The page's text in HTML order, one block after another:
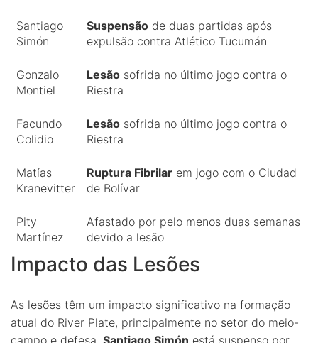
Santiago
Simón
Suspensão de duas partidas após
expulsão contra Atlético Tucumán
Gonzalo
Montiel
Lesão sofrida no último jogo contra o
Riestra
Facundo
Colidio
Lesão sofrida no último jogo contra o
Riestra
Matías
Kranevitter
Ruptura Fibrilar em jogo com o Ciudad
de Bolívar
Pity
Martínez
Afastado por pelo menos duas semanas
devido a lesão
Impacto das Lesões
As lesões têm um impacto significativo na formação
atual do River Plate, principalmente no setor do meio-
campo e defesa. Santiago Simón está suspenso por